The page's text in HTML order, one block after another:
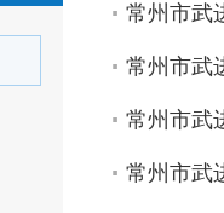
常州市武
常州市武
常州市武
常州市武